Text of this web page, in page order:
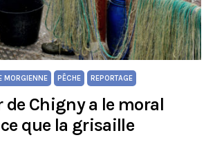
MORGIENNE PÊCHE REPORTAGE
de Chigny a le moral
que la grisaille